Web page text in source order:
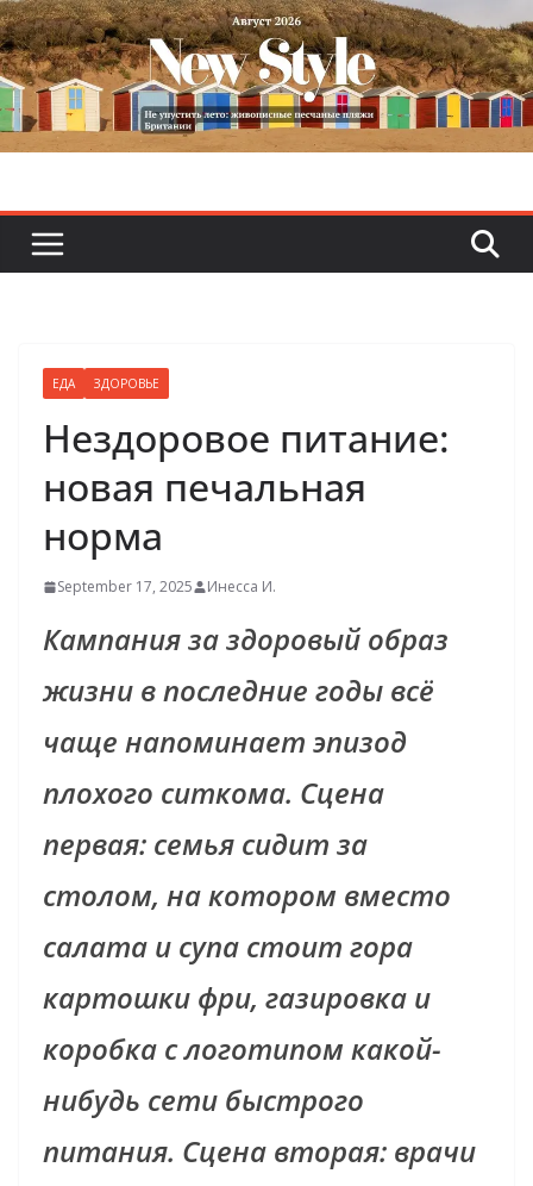
Skip
to
content
ЕДА ЗДОРОВЬЕ
Нездоровое питание:
новая печальная
норма
September 17, 2025 Инесса И.
Кампания за здоровый образ
жизни в последние годы всё
чаще напоминает эпизод
плохого ситкома. Сцена
первая: семья сидит за
столом, на котором вместо
салата и супа стоит гора
картошки фри, газировка и
коробка с логотипом какой-
нибудь сети быстрого
питания. Сцена вторая: врачи